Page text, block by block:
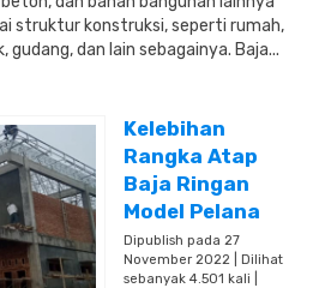
struktur konstruksi, seperti rumah,
dan lain sebagainya. Baja...
Kelebihan
Rangka Atap
Baja Ringan
Model Pelana
Dipublish pada 27
November 2022 | Dilihat
sebanyak 4.501 kali |